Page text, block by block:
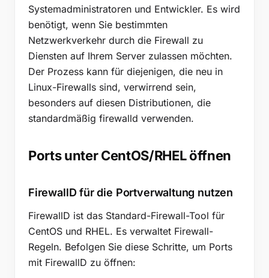
Systemadministratoren und Entwickler. Es wird
benötigt, wenn Sie bestimmten
Netzwerkverkehr durch die Firewall zu
Diensten auf Ihrem Server zulassen möchten.
Der Prozess kann für diejenigen, die neu in
Linux-Firewalls sind, verwirrend sein,
besonders auf diesen Distributionen, die
standardmäßig firewalld verwenden.
Ports unter CentOS/RHEL öffnen
FirewallD für die Portverwaltung nutzen
FirewallD ist das Standard-Firewall-Tool für
CentOS und RHEL. Es verwaltet Firewall-
Regeln. Befolgen Sie diese Schritte, um Ports
mit FirewallD zu öffnen: